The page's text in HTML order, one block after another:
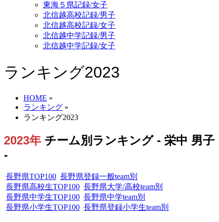
東海５県記録/女子
北信越高校記録/男子
北信越高校記録/女子
北信越中学記録/男子
北信越中学記録/女子
ランキング2023
HOME »
ランキング »
ランキング2023
2023年 チーム別ランキング - 栄中 男子
-
長野県TOP100 長野県登録一般team別
長野県高校生TOP100 長野県大学/高校team別
長野県中学生TOP100 長野県中学team別
長野県小学生TOP100 長野県登録小学生team別